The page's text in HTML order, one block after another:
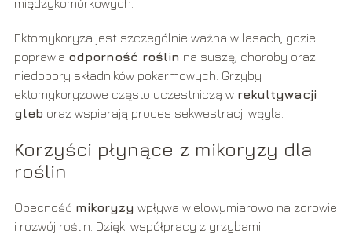
międzykomórkowych.
Ektomykoryza jest szczególnie ważna w lasach, gdzie
poprawia odporność roślin na suszę, choroby oraz
niedobory składników pokarmowych. Grzyby
ektomykoryzowe często uczestniczą w rekultywacji
gleb oraz wspierają proces sekwestracji węgla.
Korzyści płynące z mikoryzy dla
roślin
Obecność mikoryzy wpływa wielowymiarowo na zdrowie
i rozwój roślin. Dzięki współpracy z grzybami